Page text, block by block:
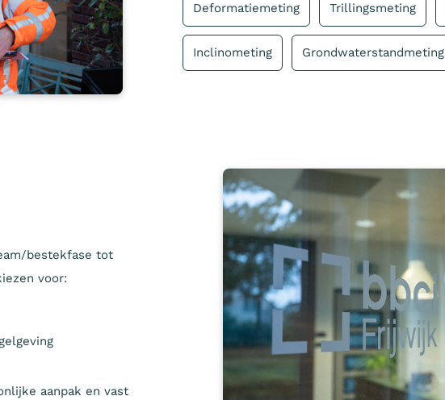
Deformatiemeting Trillingsmeting
Inclinometing Grondwaterstandmeting
bestekfase tot
voor:
aanpak en vast